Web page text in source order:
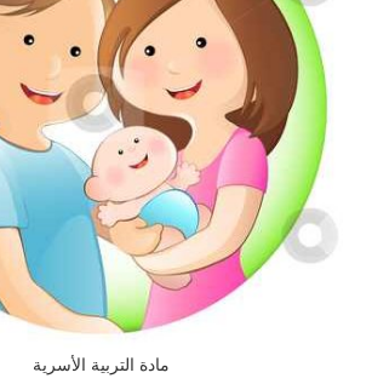
مادة التربية الأسرية